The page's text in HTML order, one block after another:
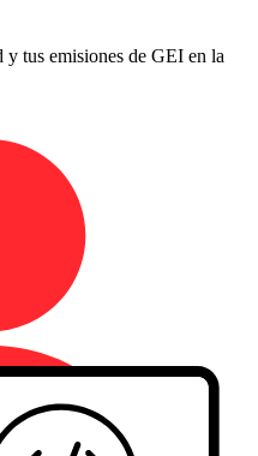
tus emisiones de GEI en la